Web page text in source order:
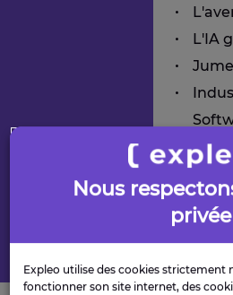
Innovation, recherche
L'IA
Nous
privée
Expleo utilise des cookies strictement
fonctionner son site internet, des